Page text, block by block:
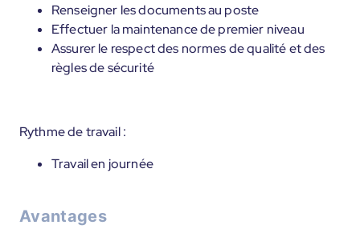
Renseigner les documents au poste
Effectuer la maintenance de premier niveau
Assurer le respect des normes de qualité et des
règles de sécurité
Rythme de travail :
Travail en journée
Avantages